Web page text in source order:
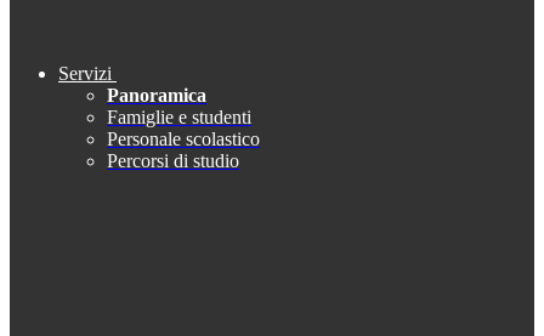
Servizi
Panoramica
Famiglie e studenti
Personale scolastico
Percorsi di studio